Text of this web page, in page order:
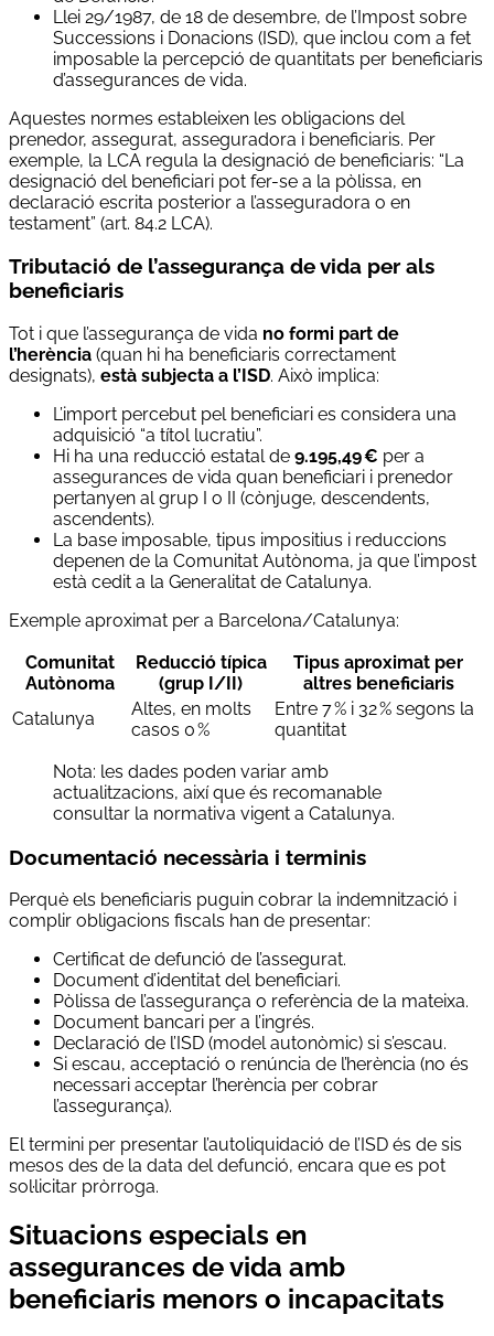
Llei 29/1987, de 18 de desembre, de l’Impost sobre
Successions i Donacions (ISD), que inclou com a fet
imposable la percepció de quantitats per beneficiaris
d’assegurances de vida.
Aquestes normes estableixen les obligacions del
prenedor, assegurat, asseguradora i beneficiaris. Per
exemple, la LCA regula la designació de beneficiaris: “La
designació del beneficiari pot fer-se a la pòlissa, en
declaració escrita posterior a l’asseguradora o en
testament” (art. 84.2 LCA).
Tributació de l’assegurança de vida per als
beneficiaris
Tot i que l’assegurança de vida no formi part de
l’herència (quan hi ha beneficiaris correctament
designats), està subjecta a l’ISD. Això implica:
L’import percebut pel beneficiari es considera una
adquisició “a títol lucratiu”.
Hi ha una reducció estatal de 9.195,49 € per a
assegurances de vida quan beneficiari i prenedor
pertanyen al grup I o II (cònjuge, descendents,
ascendents).
La base imposable, tipus impositius i reduccions
depenen de la Comunitat Autònoma, ja que l’impost
està cedit a la Generalitat de Catalunya.
Exemple aproximat per a Barcelona/Catalunya:
Comunitat
Autònoma
Reducció típica
(grup I/II)
Tipus aproximat per
altres beneficiaris
Catalunya
Altes, en molts
casos 0 %
Entre 7 % i 32 % segons la
quantitat
Nota: les dades poden variar amb
actualitzacions, així que és recomanable
consultar la normativa vigent a Catalunya.
Documentació necessària i terminis
Perquè els beneficiaris puguin cobrar la indemnització i
complir obligacions fiscals han de presentar:
Certificat de defunció de l’assegurat.
Document d’identitat del beneficiari.
Pòlissa de l’assegurança o referència de la mateixa.
Document bancari per a l’ingrés.
Declaració de l’ISD (model autonòmic) si s’escau.
Si escau, acceptació o renúncia de l’herència (no és
necessari acceptar l’herència per cobrar
l’assegurança).
El termini per presentar l’autoliquidació de l’ISD és de sis
mesos des de la data del defunció, encara que es pot
sol·licitar pròrroga.
Situacions especials en
assegurances de vida amb
beneficiaris menors o incapacitats